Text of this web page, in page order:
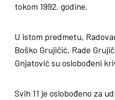
tokom 1992. godine.
U istom predmetu,
Boško Grujičić, Rade
Gnjatović su oslobođeni
Svih 11 je oslobođeno za